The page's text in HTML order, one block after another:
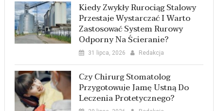
Kiedy Zwykły Rurociąg Stalowy
Przestaje Wystarczać I Warto
Zastosować System Rurowy
Odporny Na Ścieranie?
31 lipca, 2026 Redakcja
Czy Chirurg Stomatolog
Przygotowuje Jamę Ustną Do
Leczenia Protetycznego?